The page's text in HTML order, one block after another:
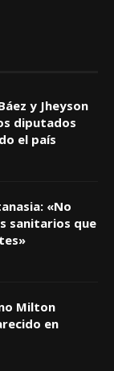
y Jheyson
diputados
el país
«No
sanitarios que
Milton
en